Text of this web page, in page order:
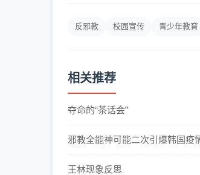
反邪教 校园宣传 青少年教育
相关推荐
夺命的“茶话会”
邪教全能神可能二次引爆韩国疫
王林现象反思